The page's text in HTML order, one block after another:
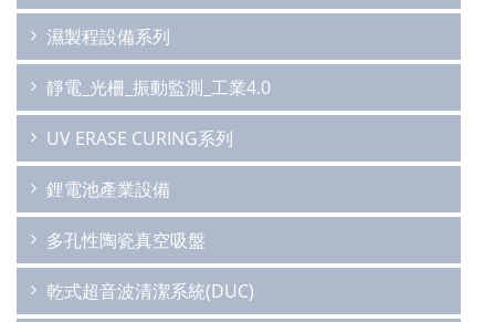
濕製程設備系列
靜電_光柵_振動監測_工業4.0
UV ERASE CURING系列
鋰電池產業設備
多孔性陶瓷真空吸盤
乾式超音波清潔系統(DUC)